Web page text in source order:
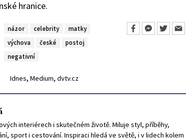
hranice.
názor celebrity
matky
výchova
české
postoj
negativní
Idnes, Medium, dvtv.cz
interiérech i skutečném životě. Miluje styl, příběhy,
sport i cestování. Inspiraci hledá ve světě, i v lidech kolem